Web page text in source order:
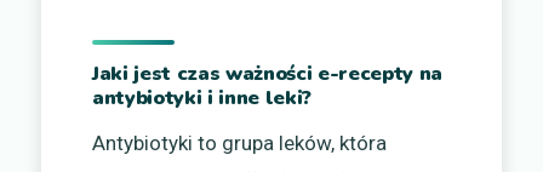
Jaki jest czas ważności e-recepty na
antybiotyki i inne leki?
Antybiotyki to grupa leków, która